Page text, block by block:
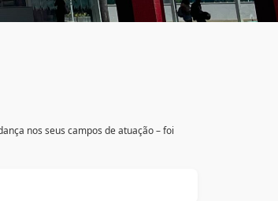
nos seus campos de atuação – foi